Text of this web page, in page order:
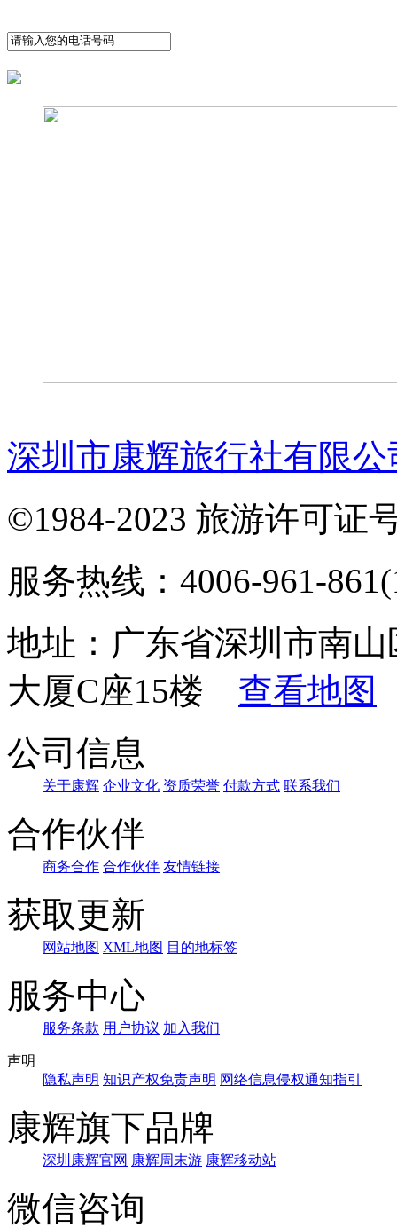
深圳市康辉旅行社有限
©1984-2023 旅游许可证
服务热线：4006-961-
地址：广东省深圳市南
大厦C座15楼 查看地图
公司信息
关于康辉 企业文化 资质荣誉 付款方式 联系我们
合作伙伴
商务合作 合作伙伴 友情链接
获取更新
网站地图 XML地图 目的地标签
服务中心
服务条款 用户协议 加入我们
声明
隐私声明 知识产权免责声明 网络信息侵权通知指引
康辉旗下品牌
深圳康辉官网 康辉周末游 康辉移动站
微信咨询